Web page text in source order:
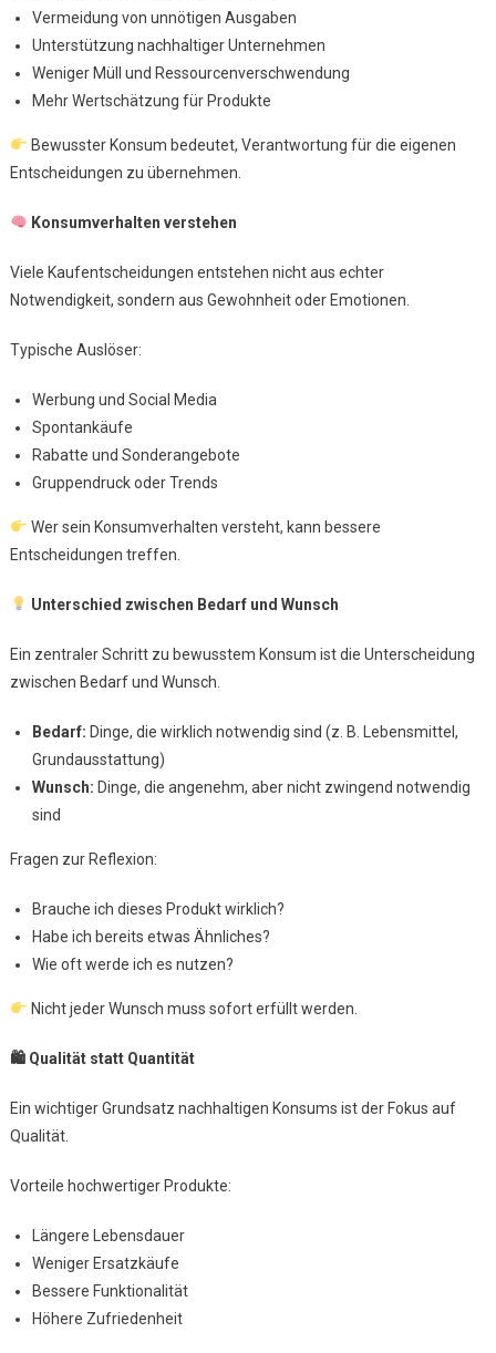
Vermeidung von unnötigen Ausgaben
Unterstützung nachhaltiger Unternehmen
Weniger Müll und Ressourcenverschwendung
Mehr Wertschätzung für Produkte
Bewusster Konsum bedeutet, Verantwortung für die eigenen
Entscheidungen zu übernehmen.
Konsumverhalten verstehen
Viele Kaufentscheidungen entstehen nicht aus echter
Notwendigkeit, sondern aus Gewohnheit oder Emotionen.
Typische Auslöser:
Werbung und Social Media
Spontankäufe
Rabatte und Sonderangebote
Gruppendruck oder Trends
Wer sein Konsumverhalten versteht, kann bessere
Entscheidungen treffen.
Unterschied zwischen Bedarf und Wunsch
Ein zentraler Schritt zu bewusstem Konsum ist die Unterscheidung
zwischen Bedarf und Wunsch.
Bedarf: Dinge, die wirklich notwendig sind (z. B. Lebensmittel,
Grundausstattung)
Wunsch: Dinge, die angenehm, aber nicht zwingend notwendig
sind
Fragen zur Reflexion:
Brauche ich dieses Produkt wirklich?
Habe ich bereits etwas Ähnliches?
Wie oft werde ich es nutzen?
Nicht jeder Wunsch muss sofort erfüllt werden.
🛍Qualität statt Quantität
Ein wichtiger Grundsatz nachhaltigen Konsums ist der Fokus auf
Qualität.
Vorteile hochwertiger Produkte:
Längere Lebensdauer
Weniger Ersatzkäufe
Bessere Funktionalität
Höhere Zufriedenheit